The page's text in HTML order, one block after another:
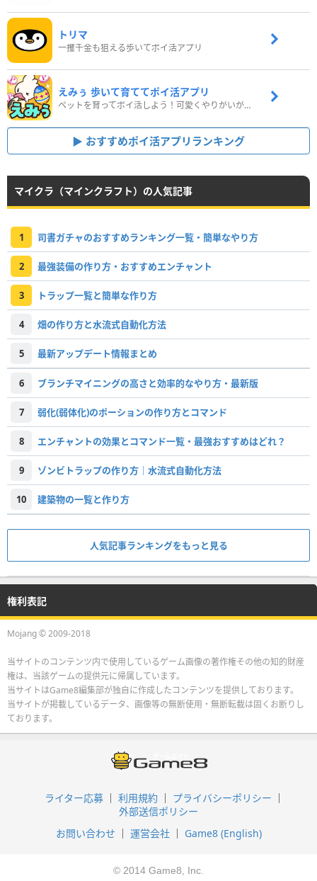
トリマ
一攫千金も狙える歩いてポイ活アプリ
えみぅ 歩いて育ててポイ活アプリ
ペットを育ってポイ活しよう！可愛くやりがいがある新感覚アプリ
おすすめポイ活アプリランキング
マイクラ（マインクラフト）の人気記事
1 司書ガチャのおすすめランキング一覧・簡単なやり方
2 最強装備の作り方・おすすめエンチャント
3 トラップ一覧と簡単な作り方
4 畑の作り方と水流式自動化方法
5 最新アップデート情報まとめ
6 ブランチマイニングの高さと効率的なやり方・最新版
7 弱化(弱体化)のポーションの作り方とコマンド
8 エンチャントの効果とコマンド一覧・最強おすすめはどれ？
9 ゾンビトラップの作り方｜水流式自動化方法
10 建築物の一覧と作り方
人気記事ランキングをもっと見る
権利表記
Mojang © 2009-2018
当サイトのコンテンツ内で使用しているゲーム画像の著作権その他の知的財産
権は、当該ゲームの提供元に帰属しています。
当サイトはGame8編集部が独自に作成したコンテンツを提供しております。
当サイトが掲載しているデータ、画像等の無断使用・無断転載は固くお断りし
ております。
ライター応募 利用規約
プライバシーポリシー
外部送信ポリシー
お問い合わせ
運営会社 Game8 (English)
© 2014 Game8, Inc.